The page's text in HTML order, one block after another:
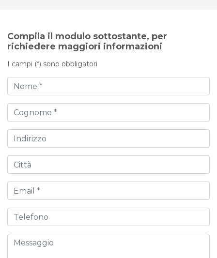
Compila il modulo sottostante, per
richiedere maggiori informazioni
I campi (*) sono obbligatori
Nome
Cognome
Indirizzo
Città
Email
Telefono
Messaggio